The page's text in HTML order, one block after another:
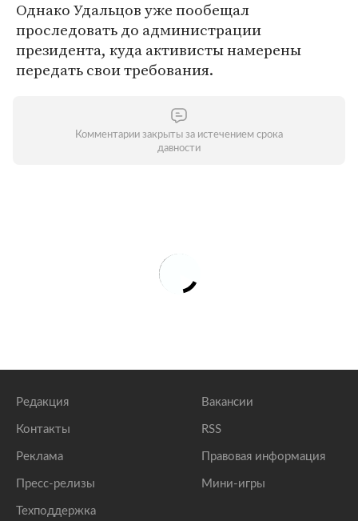
Однако Удальцов уже пообещал
проследовать до администрации
президента, куда активисты намерены
передать свои требования.
Комментарии закрыты за истечением срока
давности
Редакция
Контакты
Реклама
Пресс-релизы
Техподдержка
Вакансии
RSS
Правовая информация
Мини-игры